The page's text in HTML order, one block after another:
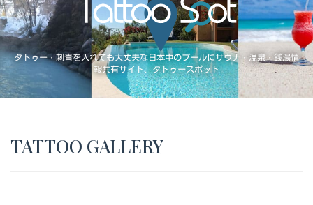
タトゥー・刺青を入れても大丈夫な日本中のプールにサウナ・温泉・銭湯情
報共有サイト、タトゥースポット
TATTOO GALLERY